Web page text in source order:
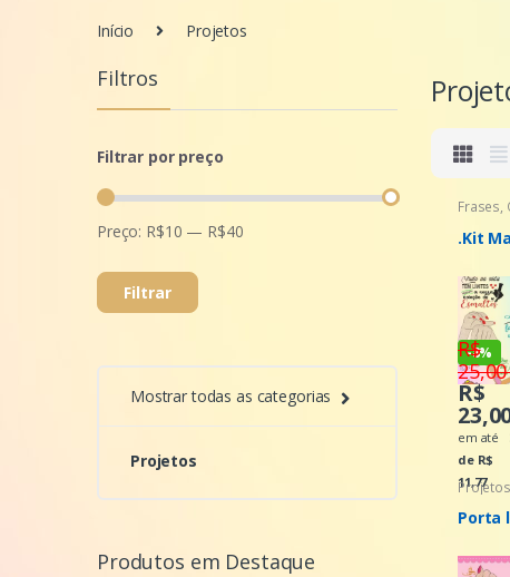
Início Projetos
Frases,
Projetos
.Kit
-8%
R$
R$
em até
de R$
11,77
Projetos
Porta
Filtros
Filtrar por preço
Filtrar
Preço: R$10 — R$40
Mostrar todas as categorias
Projetos
Produtos em Destaque